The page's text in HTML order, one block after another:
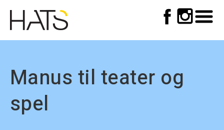
main
navigation
Top
meny
Manus til teater og
spel